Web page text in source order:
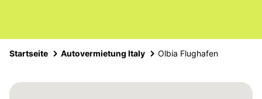
Startseite Autovermietung Italy Olbia Flughafen